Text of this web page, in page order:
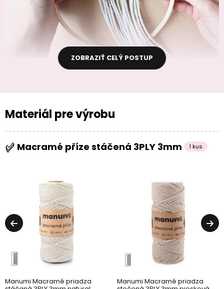
ZOBRAZIŤ CELÝ POSTUP
Materiál pre výrobu
Macramé příze stáčená 3PLY 3mm 1 kus
Manumi Macramé priadza Manumi Macramé priadza